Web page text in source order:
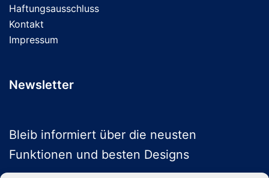
Haftungsausschluss
Kontakt
Impressum
Newsletter
Bleib informiert über die neusten
Funktionen und besten Designs